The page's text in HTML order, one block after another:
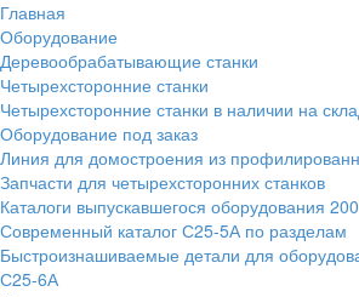
Главная
Оборудование
Деревообрабатывающие станки
Четырехсторонние станки
Четырехсторонние станки в наличии на
Оборудование под заказ
Линия для домостроения из
Запчасти для четырехсторонних станков
Каталоги выпускавшегося оборудования
Современный каталог С25-5А по разделам
Быстроизнашиваемые детали для
С25-6А